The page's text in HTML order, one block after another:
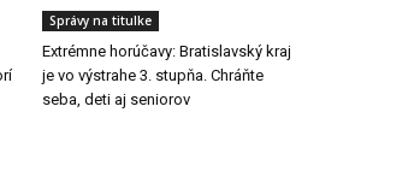
Správy na titulke
Extrémne horúčavy: Bratislavský kraj
je vo výstrahe 3. stupňa. Chráňte
seba, deti aj seniorov